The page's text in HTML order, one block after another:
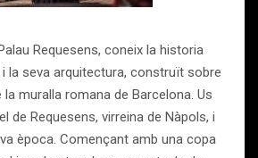
Requesens, coneix la historia
i la seva arquitectura, construït sobre
muralla romana de Barcelona. Us
de Requesens, virreina de Nàpols, i
època. Començant amb una copa